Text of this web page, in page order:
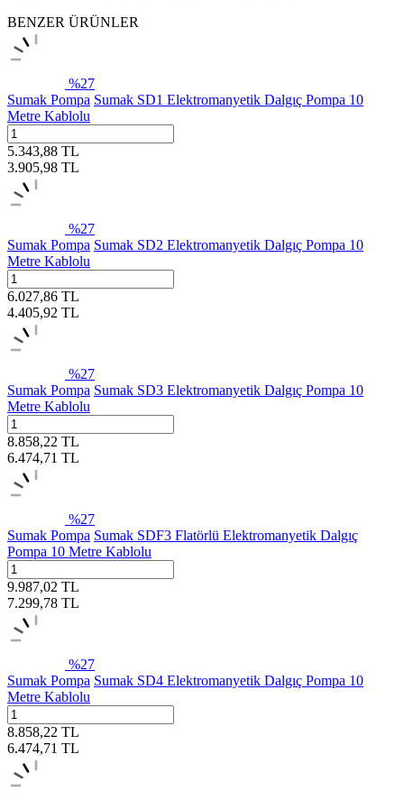
BENZER ÜRÜNLER
%27
Sumak Pompa Sumak SD1 Elektromanyetik Dalgıç Pompa 10
Metre Kablolu
5.343,88 TL
3.905,98 TL
%27
Sumak Pompa Sumak SD2 Elektromanyetik Dalgıç Pompa 10
Metre Kablolu
6.027,86 TL
4.405,92 TL
%27
Sumak Pompa Sumak SD3 Elektromanyetik Dalgıç Pompa 10
Metre Kablolu
8.858,22 TL
6.474,71 TL
%27
Sumak Pompa Sumak SDF3 Flatörlü Elektromanyetik Dalgıç
Pompa 10 Metre Kablolu
9.987,02 TL
7.299,78 TL
%27
Sumak Pompa Sumak SD4 Elektromanyetik Dalgıç Pompa 10
Metre Kablolu
8.858,22 TL
6.474,71 TL